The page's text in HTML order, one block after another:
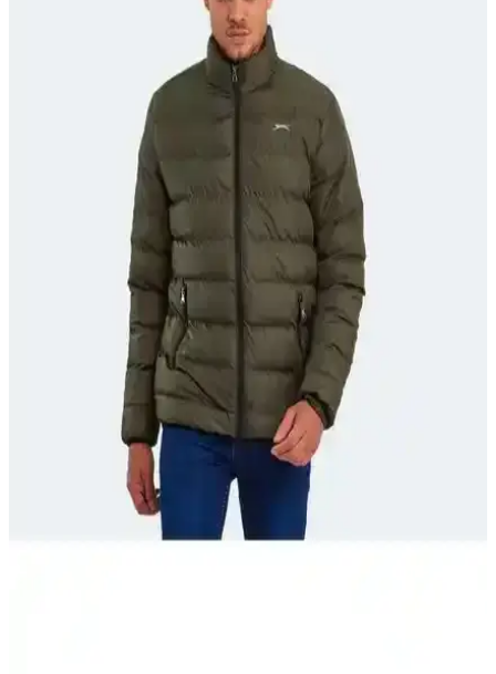
Koyun yününden el yapımı kaban üretimi, yünün hazırlanmasından
dokuma ve dikime kadar detaylı ve zahmetli bir süreçtir. Farklı yün
türleri ve teknikler kullanılarak özgün bir ürün ortaya çıkarılmıştır.
Phoebe Kaban Modeli: Yün Kumaş ve Tam Astarlı
Oversized Tasarımın İncelikleri
Phoebe kaban, yün tweed kumaş ve tam astarlı yapısıyla konforlu ve
şık bir dış giyim sunar. Kalıp ve dikiş teknikleriyle kişiye özel
uyarlamalar yapılmıştır.
Kanada Kışı İçin Prenses Model Kaban Tasarımı ve
Dayanıklı Malzeme Kullanımı
Kanada kışına dayanıklı, prenses model kaban tasarımı; yün, kasha,
thinsulate ve suni kürk malzemeleriyle estetik ve fonksiyonel bir dış
giyim ürünü ortaya çıkarıldı.
Ssm Su ve Rüzgar Geçirmez Takımlarının Detaylı
Karşılaştırması ve Kullanım İpuçları
Ssm'nin su ve rüzgar geçirmez takımları arasındaki farkları ve
özellikleri inceleyin, kullanım alanlarına göre en uygun seçimi
Slazenger HONOR I Erkek Mont ve Kaban: Şık ve